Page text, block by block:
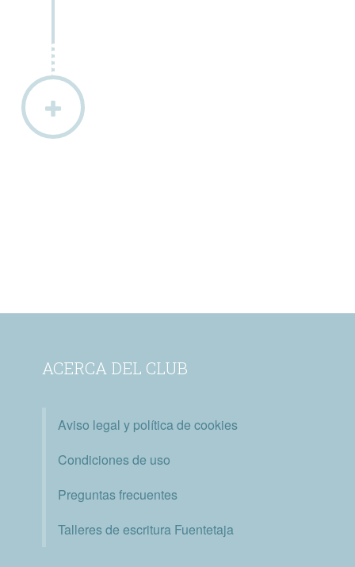
ACERCA DEL CLUB
Aviso legal y política de cookies
Condiciones de uso
Preguntas frecuentes
Talleres de escritura Fuentetaja